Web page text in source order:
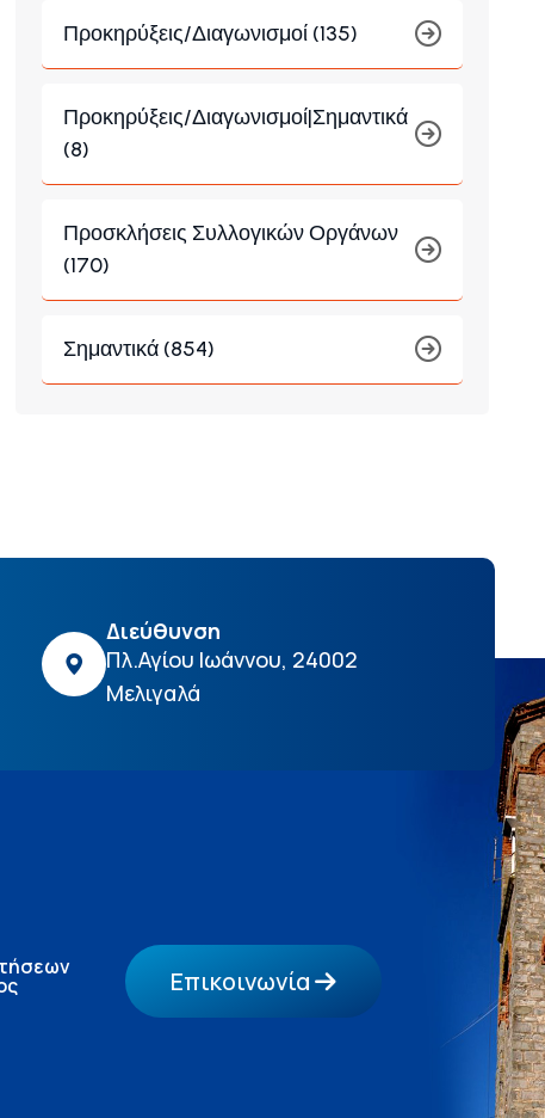
Προκηρύξεις/Διαγωνισμοί (135)
Προκηρύξεις/Διαγωνισμοί|Σημαντικά
(8)
Προσκλήσεις Συλλογικών Οργάνων
(170)
Σημαντικά (854)
Διεύθυνση
Πλ.Αγίου Ιωάννου, 24002
Μελιγαλά
Επικοινωνία